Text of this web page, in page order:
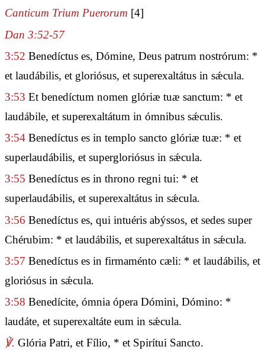
Canticum Trium Puerorum [4]
Dan 3:52-57
3:52 Benedíctus es, Dómine, Deus patrum nostrórum: *
et laudábilis, et gloriósus, et superexaltátus in sǽcula.
3:53 Et benedíctum nomen glóriæ tuæ sanctum: * et
laudábile, et superexaltátum in ómnibus sǽculis.
3:54 Benedíctus es in templo sancto glóriæ tuæ: * et
superlaudábilis, et supergloriósus in sǽcula.
3:55 Benedíctus es in throno regni tui: * et
superlaudábilis, et superexaltátus in sǽcula.
3:56 Benedíctus es, qui intuéris abýssos, et sedes super
Chérubim: * et laudábilis, et superexaltátus in sǽcula.
3:57 Benedíctus es in firmaménto cæli: * et laudábilis, et
gloriósus in sǽcula.
3:58 Benedícite, ómnia ópera Dómini, Dómino: *
laudáte, et superexaltáte eum in sǽcula.
℣. Glória Patri, et Fílio, * et Spirítui Sancto.